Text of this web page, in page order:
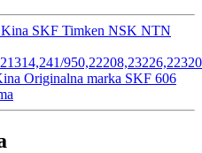
SKF Timken NSK NTN
Originalna marka SKF 606